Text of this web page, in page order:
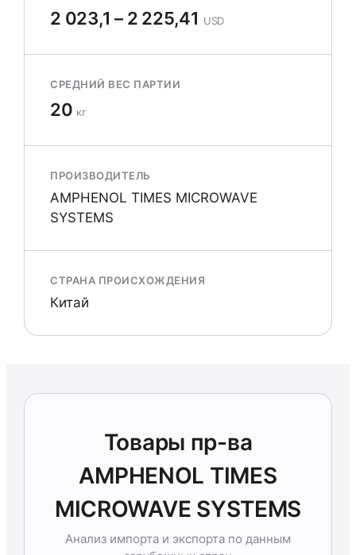
2 023,1 – 2 225,41 USD
СРЕДНИЙ ВЕС ПАРТИИ
20 кг
ПРОИЗВОДИТЕЛЬ
AMPHENOL TIMES MICROWAVE
SYSTEMS
СТРАНА ПРОИСХОЖДЕНИЯ
Китай
Товары пр-ва
AMPHENOL TIMES
MICROWAVE SYSTEMS
Анализ импорта и экспорта по данным